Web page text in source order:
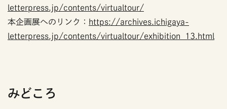
letterpress.jp/contents/virtualtour/
本企画展へのリンク： https://archives.ichigaya-
letterpress.jp/contents/virtualtour/exhibition_13.html
みどころ